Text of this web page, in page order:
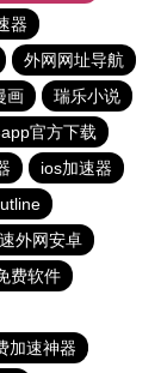
器
外网网址导航
画
瑞乐小说
官方下载
ios加速器
外网安卓
费软件
加速神器